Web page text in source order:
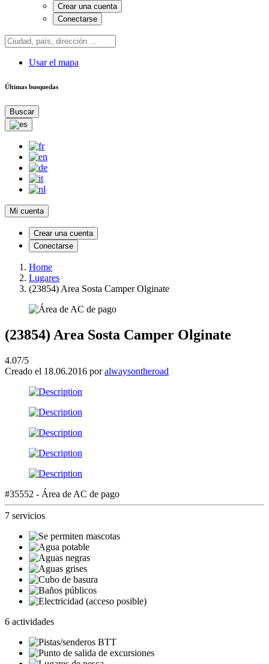
Crear una cuenta
Conectarse
Usar el mapa
Últimas busquedas
Buscar
Mi cuenta
Crear una cuenta
Conectarse
Home
Lugares
(23854) Area Sosta Camper Olginate
(23854) Area Sosta Camper Olginate
4.07/5
Creado el 18.06.2016 poralwaysontheroad
#35552 - Área de AC de pago
7 servicios
6 actividades